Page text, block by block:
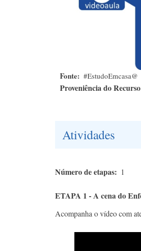
Fonte #EstudoEmcasa@
Proveniência do Recurso
Atividades
Número de etapas 1
ETAPA 1 - A cena do
Acompanha o vídeo com